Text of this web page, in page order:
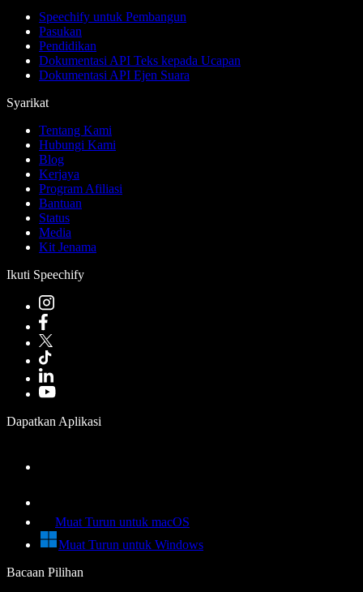
Speechify untuk Pembangun
Pasukan
Pendidikan
Dokumentasi API Teks kepada Ucapan
Dokumentasi API Ejen Suara
Syarikat
Tentang Kami
Hubungi Kami
Blog
Kerjaya
Program Afiliasi
Bantuan
Status
Media
Kit Jenama
Ikuti Speechify
Dapatkan Aplikasi
Muat Turun untuk macOS
Muat Turun untuk Windows
Bacaan Pilihan